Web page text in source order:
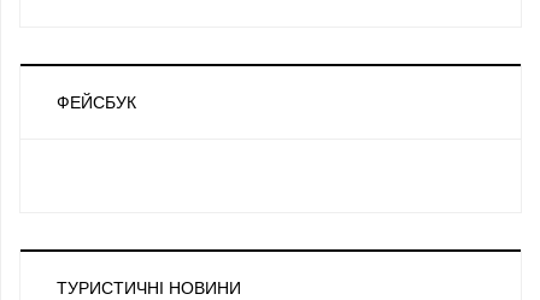
ФЕЙСБУК
ТУРИСТИЧНІ НОВИНИ